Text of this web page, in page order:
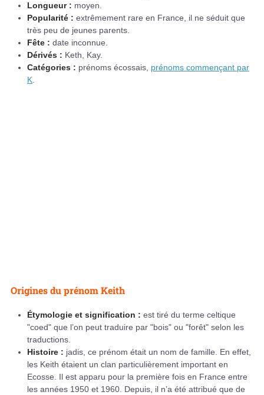
Longueur : moyen.
Popularité : extrêmement rare en France, il ne séduit que
très peu de jeunes parents.
Fête : date inconnue.
Dérivés : Keth, Kay.
Catégories : prénoms écossais, prénoms commençant par
K
Origines du prénom Keith
Étymologie et signification : est tiré du terme celtique
"coed" que l’on peut traduire par "bois" ou "forêt" selon les
traductions.
Histoire : jadis, ce prénom était un nom de famille. En effet,
les Keith étaient un clan particulièrement important en
Ecosse. Il est apparu pour la première fois en France entre
les années 1950 et 1960. Depuis, il n’a été attribué que de